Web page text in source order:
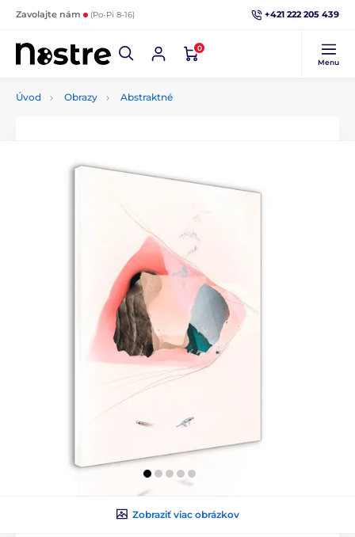
Zavolajte nám (Po-Pi 8-16) +421 222 205 439
0
Menu
Úvod Obrazy Abstraktné
Zobraziť viac obrázkov